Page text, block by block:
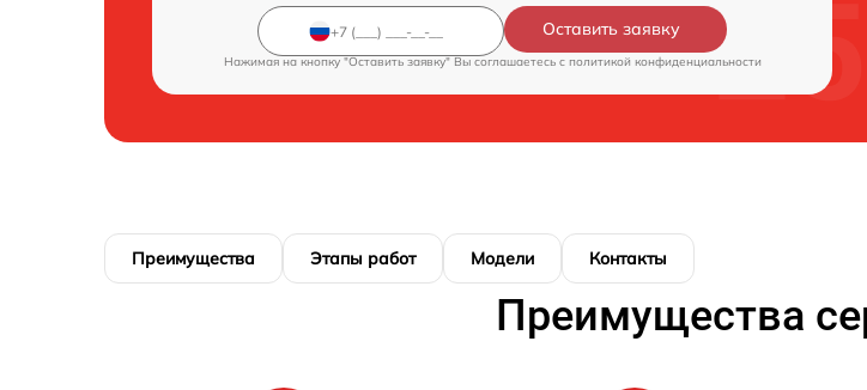
Оставить заявку
Нажимая на кнопку "Оставить заявку" Вы соглашаетесь c политикой конфиденциальности
Преимущества Этапы работ Модели Контакты
Преимущества